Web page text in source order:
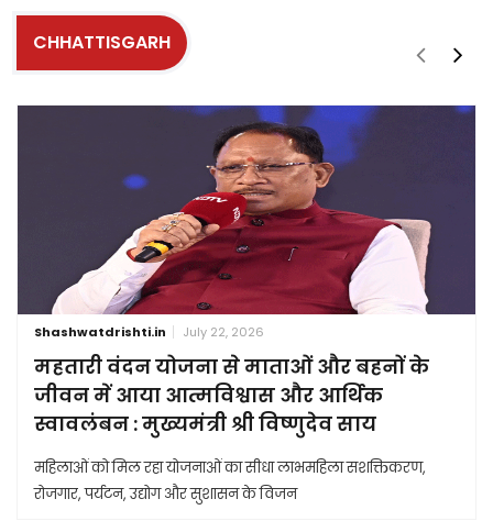
CHHATTISGARH
Shashwatdrishti.in July 22, 2026
महतारी वंदन योजना से माताओं और बहनों के
जीवन में आया आत्मविश्वास और आर्थिक
स्वावलंबन : मुख्यमंत्री श्री विष्णुदेव साय
महिलाओं को मिल रहा योजनाओं का सीधा लाभमहिला सशक्तिकरण,
रोजगार, पर्यटन, उद्योग और सुशासन के विजन